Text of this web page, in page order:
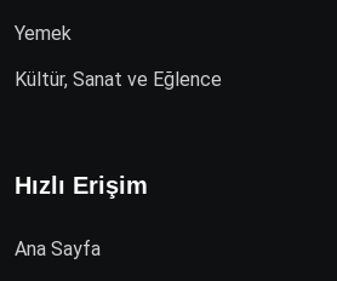
Yemek
Kültür, Sanat ve Eğlence
Hızlı Erişim
Ana Sayfa